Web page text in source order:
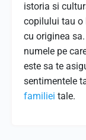
istoria si
copilului tau o
cu originea
numele pe
este sa te
sentimentele
familiei tale.